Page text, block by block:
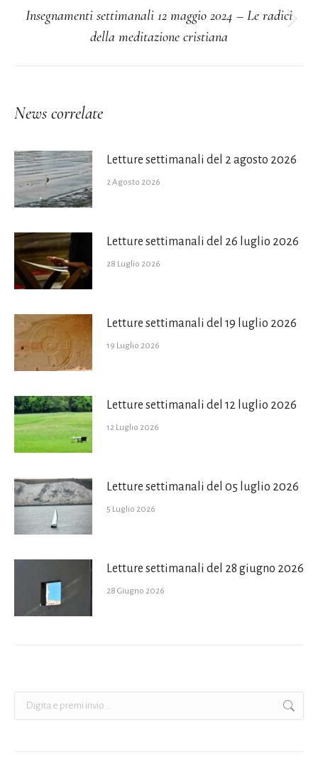
Prossimo
Insegnamenti settimanali 12 maggio 2024 – Le radici
della meditazione cristiana
News correlate
Letture settimanali del 2 agosto 2026
2 Agosto 2026
Letture settimanali del 26 luglio 2026
28 Luglio 2026
Letture settimanali del 19 luglio 2026
19 Luglio 2026
Letture settimanali del 12 luglio 2026
12 Luglio 2026
Letture settimanali del 05 luglio 2026
5 Luglio 2026
Letture settimanali del 28 giugno 2026
28 Giugno 2026